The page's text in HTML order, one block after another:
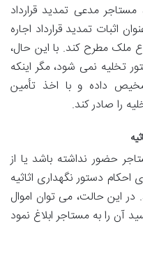
مستاجر مدعی تمدید قرارداد
اثبات تمدید قرارداد اجاره
ملک مطرح کند. با این حال،
تخلیه نمی شود، مگر اینکه
داده و با اخذ تأمین
را صادر کند.
حضور نداشته باشد یا از
احکام دستور نگهداری اثاثیه
این حالت، می توان اموال
آن را به مستاجر ابلاغ نمود